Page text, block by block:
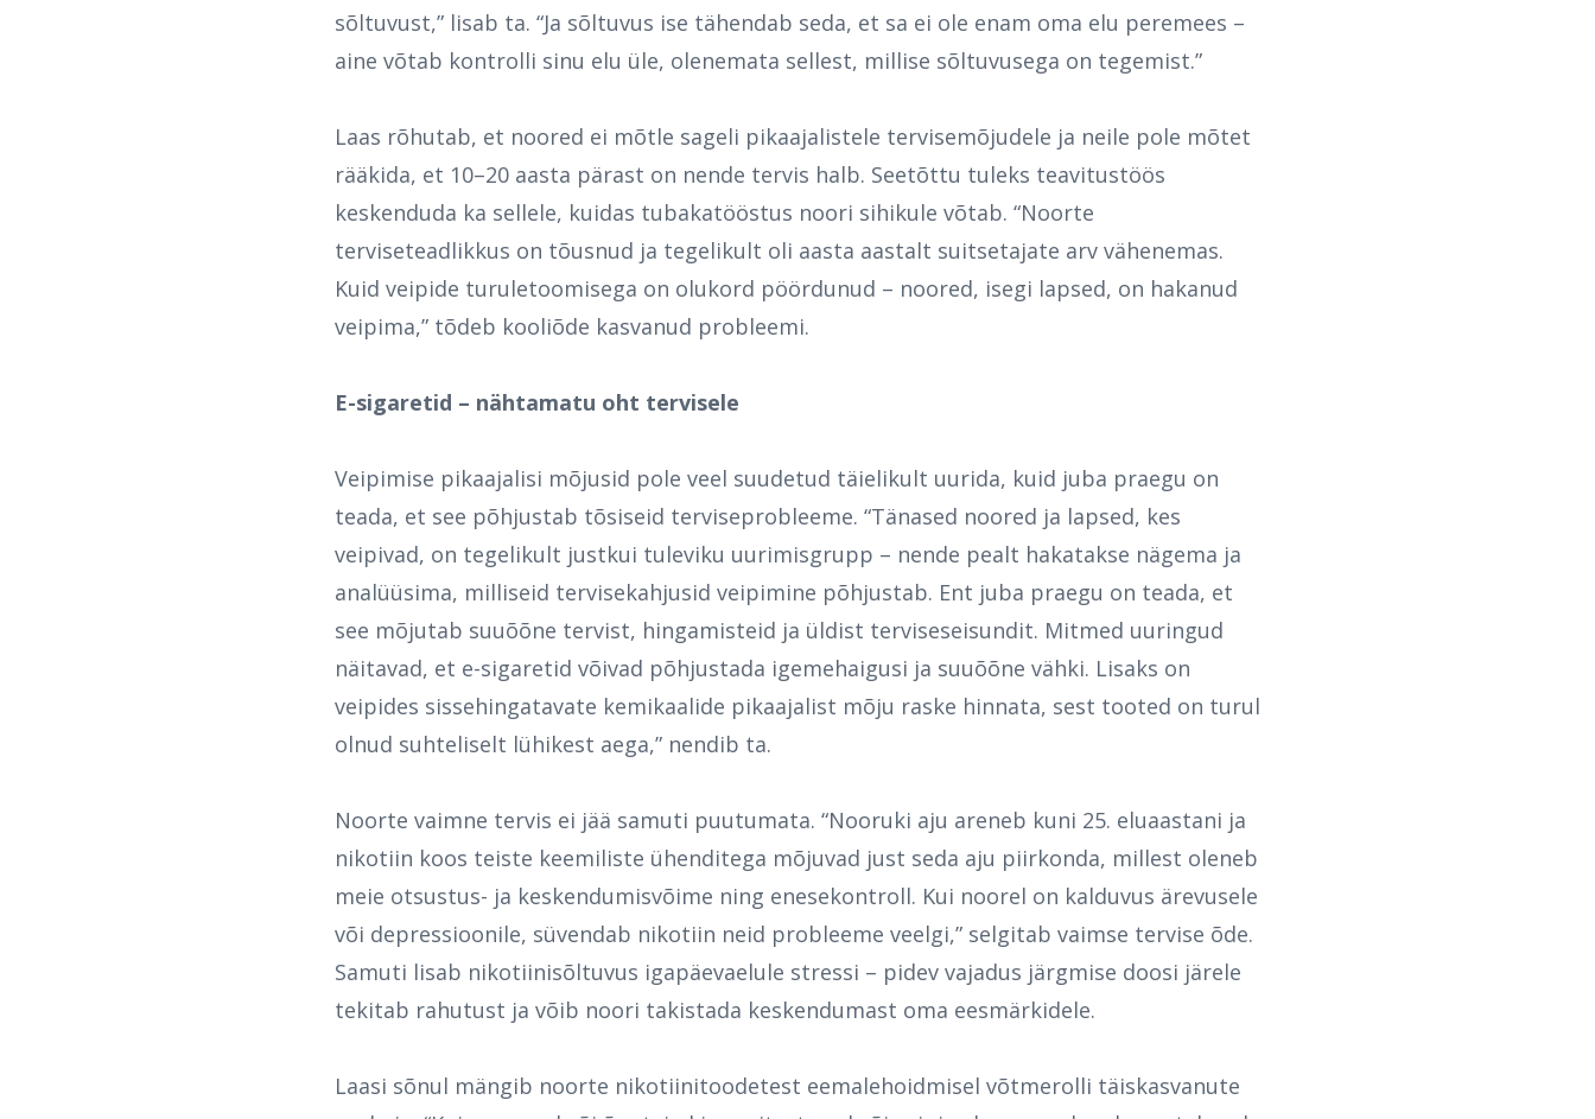
sõltuvust,” lisab ta. “Ja sõltuvus ise tähendab seda, et sa ei ole enam oma elu peremees –
aine võtab kontrolli sinu elu üle, olenemata sellest, millise sõltuvusega on tegemist.”
Laas rõhutab, et noored ei mõtle sageli pikaajalistele tervisemõjudele ja neile pole mõtet
rääkida, et 10–20 aasta pärast on nende tervis halb. Seetõttu tuleks teavitustöös
keskenduda ka sellele, kuidas tubakatööstus noori sihikule võtab. “Noorte
terviseteadlikkus on tõusnud ja tegelikult oli aasta aastalt suitsetajate arv vähenemas.
Kuid veipide turuletoomisega on olukord pöördunud – noored, isegi lapsed, on hakanud
veipima,” tõdeb kooliõde kasvanud probleemi.
E-sigaretid – nähtamatu oht tervisele
Veipimise pikaajalisi mõjusid pole veel suudetud täielikult uurida, kuid juba praegu on
teada, et see põhjustab tõsiseid terviseprobleeme. “Tänased noored ja lapsed, kes
veipivad, on tegelikult justkui tuleviku uurimisgrupp – nende pealt hakatakse nägema ja
analüüsima, milliseid tervisekahjusid veipimine põhjustab. Ent juba praegu on teada, et
see mõjutab suuõõne tervist, hingamisteid ja üldist terviseseisundit. Mitmed uuringud
näitavad, et e-sigaretid võivad põhjustada igemehaigusi ja suuõõne vähki. Lisaks on
veipides sissehingatavate kemikaalide pikaajalist mõju raske hinnata, sest tooted on turul
olnud suhteliselt lühikest aega,” nendib ta.
Noorte vaimne tervis ei jää samuti puutumata. “Nooruki aju areneb kuni 25. eluaastani ja
nikotiin koos teiste keemiliste ühenditega mõjuvad just seda aju piirkonda, millest oleneb
meie otsustus- ja keskendumisvõime ning enesekontroll. Kui noorel on kalduvus ärevusele
või depressioonile, süvendab nikotiin neid probleeme veelgi,” selgitab vaimse tervise õde.
Samuti lisab nikotiinisõltuvus igapäevaelule stressi – pidev vajadus järgmise doosi järele
tekitab rahutust ja võib noori takistada keskendumast oma eesmärkidele.
Laasi sõnul mängib noorte nikotiinitoodetest eemalehoidmisel võtmerolli täiskasvanute